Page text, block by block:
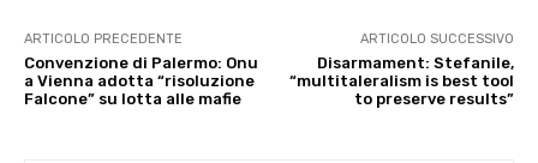
ARTICOLO PRECEDENTE
Convenzione di Palermo: Onu
a Vienna adotta “risoluzione
Falcone” su lotta alle mafie
ARTICOLO SUCCESSIVO
Disarmament: Stefanile,
“multitaleralism is best tool
to preserve results”